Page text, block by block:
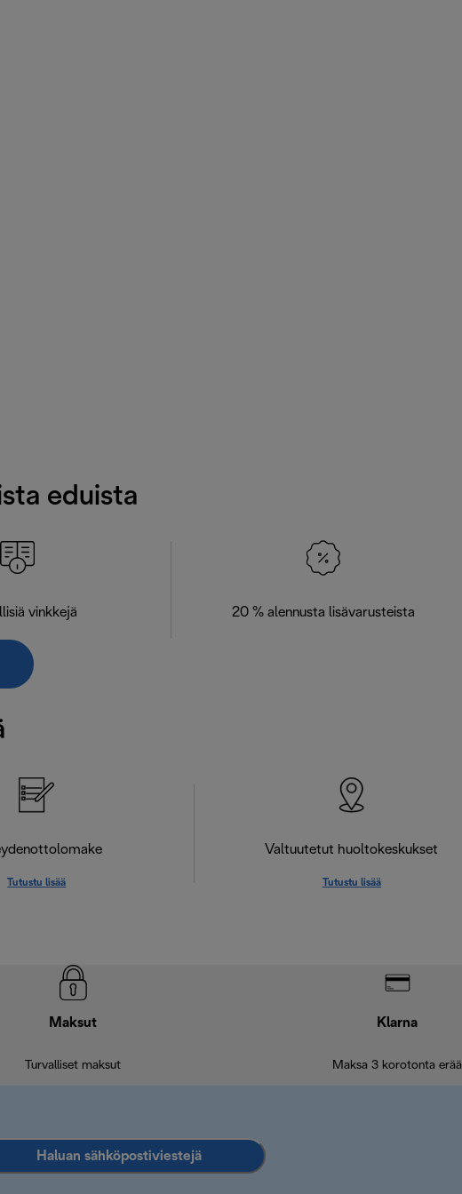
eduista
vinkkejä 20 % alennusta lisävarusteista
Tutustu lisää
Valtuutetut huoltokeskukset
Tutustu lisää
Maksut
Turvalliset maksut
Klarna
Maksa 3 korotonta erää
Haluan sähköpostiviestejä